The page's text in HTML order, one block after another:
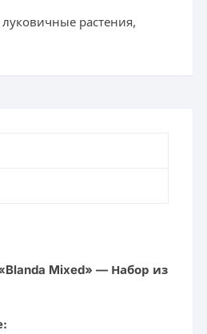
луковичные растения,
Mixed» — Набор из